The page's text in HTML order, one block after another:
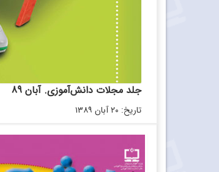
جلد مجلات دانش‌آموزی. آبان 89
تاریخ: ۲۰ آبان ۱۳۸۹